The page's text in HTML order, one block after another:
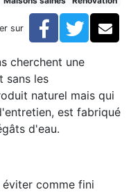
écolos sans vinyle
sur Facebook
cherchent une
sans les
naturel mais qui
est fabriqué
d'eau.
comme fini